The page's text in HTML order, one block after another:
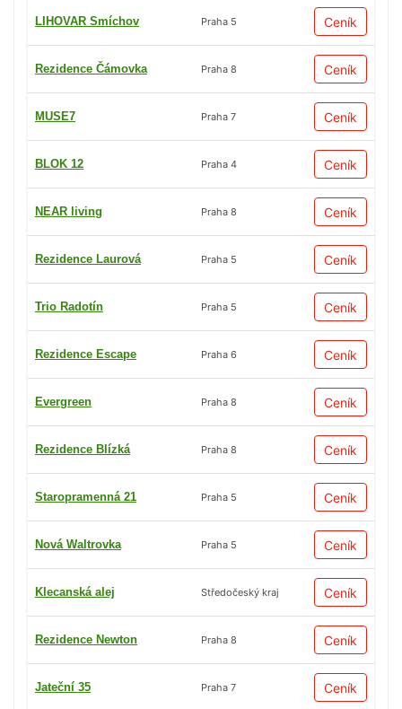
LIHOVAR Smíchov Praha 5 Ceník
Rezidence Čámovka Praha 8 Ceník
MUSE7 Praha 7 Ceník
BLOK 12 Praha 4 Ceník
NEAR living Praha 8 Ceník
Rezidence Laurová Praha 5 Ceník
Trio Radotín Praha 5 Ceník
Rezidence Escape Praha 6 Ceník
Evergreen Praha 8 Ceník
Rezidence Blízká Praha 8 Ceník
Staropramenná 21 Praha 5 Ceník
Nová Waltrovka Praha 5 Ceník
Klecanská alej Středočeský kraj Ceník
Rezidence Newton Praha 8 Ceník
Jateční 35 Praha 7 Ceník